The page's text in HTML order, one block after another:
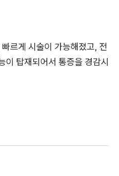
르게 시술이 가능해졌고, 전
이 탑재되어서 통증을 경감시